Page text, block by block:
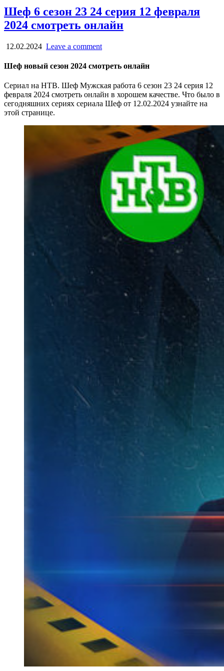
Шеф 6 сезон 23 24 серия 12 февраля
2024 смотреть онлайн
12.02.2024 Leave a comment
Шеф новый сезон 2024 смотреть онлайн
Сериал на НТВ. Шеф Мужская работа 6 сезон 23 24 серия 12
февраля 2024 смотреть онлайн в хорошем качестве. Что было в
сегодняшних сериях сериала Шеф от 12.02.2024 узнайте на
этой странице.